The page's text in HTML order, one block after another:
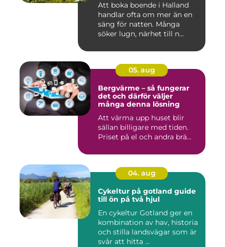
Att boka boende i Halland
handlar ofta om mer än en
säng för natten. Många
söker lugn, närhet till n...
05. aug
Bergvärme – så fungerar
det och därför väljer
många denna lösning
Att värma upp huset blir
sällan billigare med tiden.
Priset på el och andra brä...
04. aug
Cykeltur på gotland guide
till ön på två hjul
En cykeltur Gotland ger en
kombination av hav, historia
och stilla landsvägar som är
svår att hitta ...